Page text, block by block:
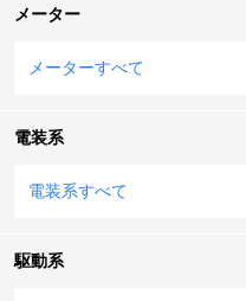
メーター
メーターすべて
電装系
電装系すべて
駆動系